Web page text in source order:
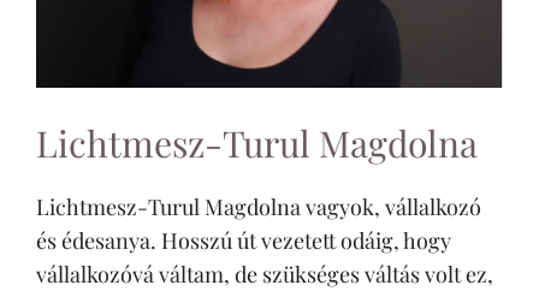
Lichtmesz-Turul Magdolna
Lichtmesz-Turul Magdolna vagyok, vállalkozó
és édesanya. Hosszú út vezetett odáig, hogy
vállalkozóvá váltam, de szükséges váltás volt ez,